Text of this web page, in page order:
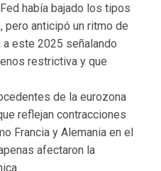
había bajado los tipos
pero anticipó un ritmo de
este 2025 señalando
restrictiva y que
de la eurozona
reflejan contracciones
Francia y Alemania en el
afectaron la